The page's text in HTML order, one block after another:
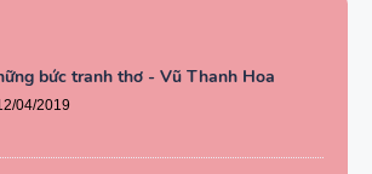
bức tranh thơ - Vũ Thanh Hoa
04/2019